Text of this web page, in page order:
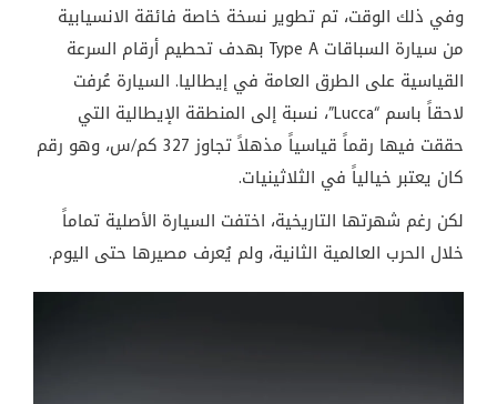
وفي ذلك الوقت، تم تطوير نسخة خاصة فائقة الانسيابية
من سيارة السباقات Type A بهدف تحطيم أرقام السرعة
القياسية على الطرق العامة في إيطاليا. السيارة عُرفت
لاحقاً باسم “Lucca”، نسبة إلى المنطقة الإيطالية التي
حققت فيها رقماً قياسياً مذهلاً تجاوز 327 كم/س، وهو رقم
كان يعتبر خيالياً في الثلاثينيات.
لكن رغم شهرتها التاريخية، اختفت السيارة الأصلية تماماً
خلال الحرب العالمية الثانية، ولم يُعرف مصيرها حتى اليوم.